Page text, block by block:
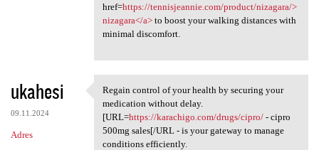
href=https://tennisjeannie.com/product/nizagara/>
nizagara</a>to boost your walking distances with
minimal discomfort.
ukahesi
09.11.2024
Adres
Regain control of your health
Regain control of your health by securing your
medication without delay.
[URL=https://karachigo.com/drugs/cipro/- cipro
500mg sales[/URL - is your gateway to manage
conditions efficiently.